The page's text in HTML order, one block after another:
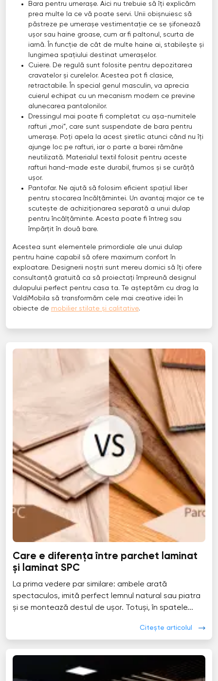
Bara pentru umerașe. Aici nu trebuie să îți explicăm
prea multe la ce vă poate servi. Unii obișnuiesc să
păstreze pe umerașe vestimentație ce se șifonează
ușor sau haine groase, cum ar fi paltonul, scurta de
iarnă. În funcție de cât de multe haine ai, stabilește și
lungimea spațiului destinat umerașelor.
Cuiere. De regulă sunt folosite pentru depozitarea
cravatelor și curelelor. Acestea pot fi clasice,
retractabile. În special genul masculin, va aprecia
cuierul echipat cu un mecanism modern ce previne
alunecarea pantalonilor.
Dressingul mai poate fi completat cu așa-numitele
rafturi „moi”, care sunt suspendate de bara pentru
umerașe. Poți apela la acest șiretlic atunci când nu îți
ajunge loc pe rafturi, iar o parte a barei rămâne
neutilizată. Materialul textil folosit pentru aceste
rafturi hand-made este durabil, frumos și se curăță
ușor.
Pantofar. Ne ajută să folosim eficient spațiul liber
pentru stocarea încălțămintei. Un avantaj major ce te
scutește de achiziționarea separată a unui dulap
pentru încălțăminte. Acesta poate fi întreg sau
împărțit în două bare.
Acestea sunt elementele primordiale ale unui dulap
pentru haine capabil să ofere maximum confort în
exploatare. Designerii noștri sunt mereu dornici să îți ofere
consultanță gratuită ca să proiectați împreună designul
dulapului perfect pentru casa ta. Te așteptăm cu drag la
ValdiMobila să transformăm cele mai creative idei în
obiecte de mobilier stilate și calitative.
Care e diferența între parchet laminat
și laminat SPC
La prima vedere par similare: ambele arată
spectaculos, imită perfect lemnul natural sau piatra
și se montează destul de ușor. Totuși, în spatele...
Citește articolul